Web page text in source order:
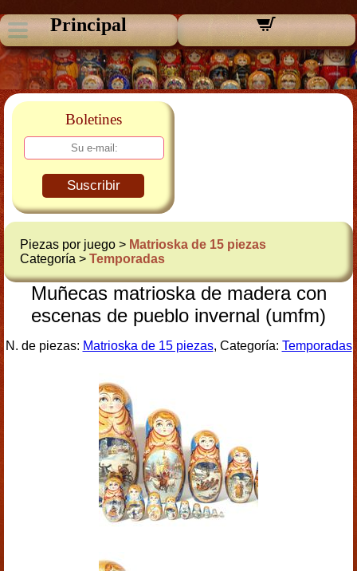
Principal
Boletines
Suscribir
Piezas por juego > Matrioska de 15 piezas
Categoría > Temporadas
Muñecas matrioska de madera con
escenas de pueblo invernal (umfm)
N. de piezas: Matrioska de 15 piezas, Categoría: Temporadas